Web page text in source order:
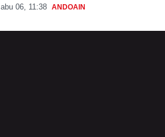
abu 06, 11:38 ANDOAIN